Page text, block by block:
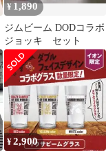
¥ 1,890
ジムビーム DODコラボ
ジョッキ セット
¥2,900